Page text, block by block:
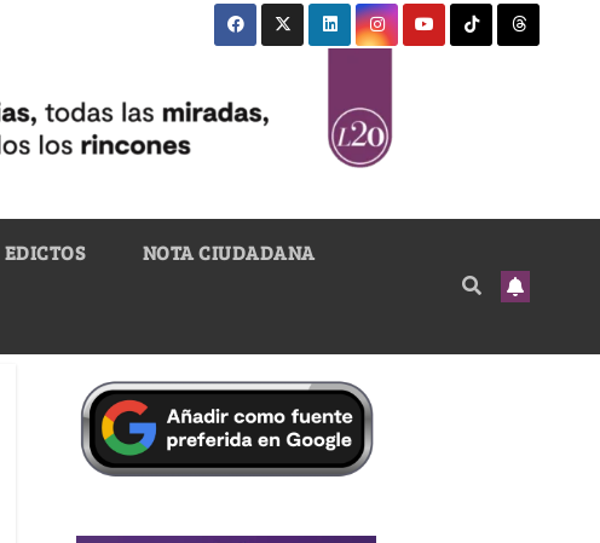
EDICTOS NOTA CIUDADANA